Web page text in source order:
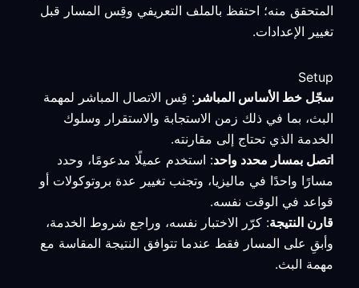
المتحقق منه؛ احتفظ بالملف التعريفي وقِس المسار قبل
تغيير الإعدادات.
Setup
سجّل خط الأساس المباشر : قِس الاتصال المباشر لمهمة
البث، بما في ذلك زمن الاستجابة والاستقرار وسلوك
الخدمة الذي تحتاج إلى مقارنته.
اتصل بمسار محدد واحد: استخدم عميلًا مدعومًا، وحدد
مسارًا واحدًا في ماليزيا، وتجنب تغيير عدة بروتوكولات أو
قواعد في الوقت نفسه.
قارن النتيجة: كرّر الاختبار نفسه، وراجع شروط الخدمة،
وأبقِ على المسار فقط عندما تتوافق النتيجة المقاسة مع
مهمة البث.